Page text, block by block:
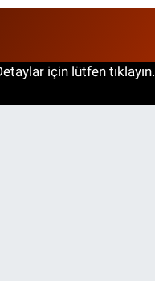
için lütfen tıklayın.